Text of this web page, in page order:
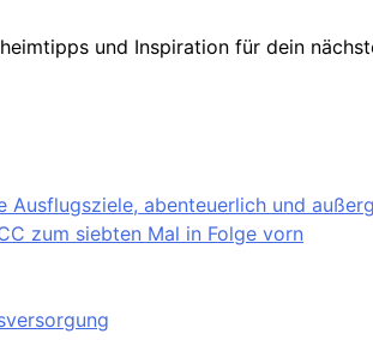
und Inspiration für dein
Ausflugsziele, abenteuerlich und
zum siebten Mal in Folge vorn